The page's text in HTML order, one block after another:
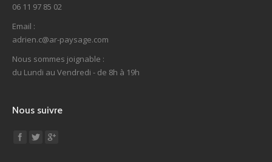
06 11 97 85 02
Email :
adrien.c@ar-paysage.com
Nous sommes joignable :
du Lundi au Vendredi - de 8h à 19h
Nous suivre
Find us on: